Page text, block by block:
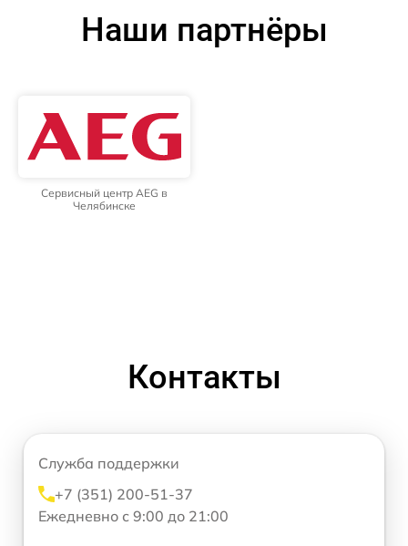
Наши партнёры
Сервисный центр AEG в
Челябинске
Контакты
Служба поддержки
+7 (351) 200-51-37
Ежедневно с 9:00 до 21:00